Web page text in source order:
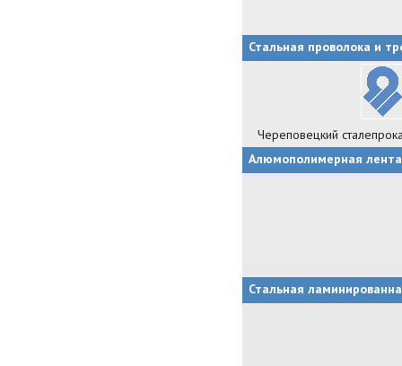
Стальная проволока и
Череповецкий
Алюмополимерная лента
Стальная